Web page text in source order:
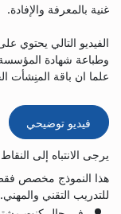
غنية بالمعرفة والإفادة.
الفيديو التالي
وطباعة شهادة المؤسسة
علما ان باقة المنِشأت
فيديو توضيحي
يرجى الانتباه إلى النقاط
هذا النموذج مخصص
للتدريب التقني والمهني.